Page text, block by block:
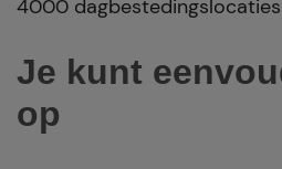
4000
Je kunt
op